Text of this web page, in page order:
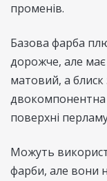
променів.
Базова фарба
дорожче, але
матовий, а блиск
двокомпонентна
поверхні
Можуть
фарби, але вони